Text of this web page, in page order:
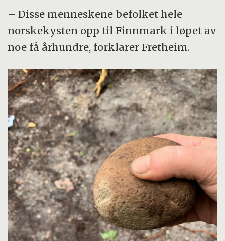
– Disse menneskene befolket hele
norskekysten opp til Finnmark i løpet av
noe få århundre, forklarer Fretheim.